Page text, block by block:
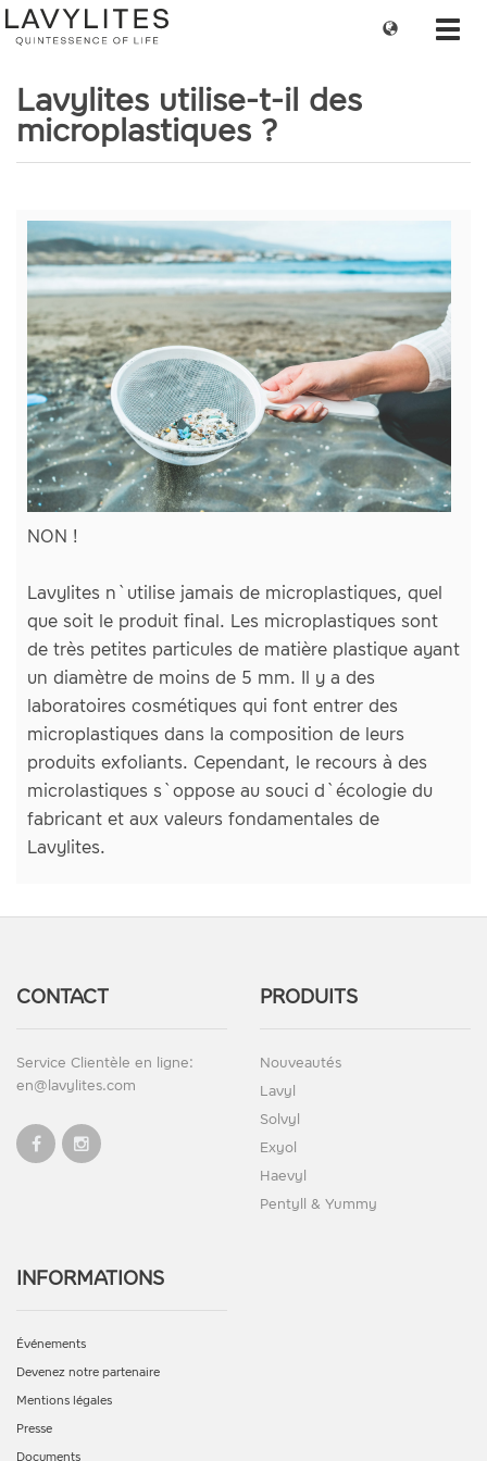
Change
Lavylites utilise-t-il des
microplastiques ?
NON !
Lavylites n`utilise jamais de microplastiques, quel
que soit le produit final. Les microplastiques sont
de très petites particules de matière plastique ayant
un diamètre de moins de 5 mm. Il y a des
laboratoires cosmétiques qui font entrer des
microplastiques dans la composition de leurs
produits exfoliants. Cependant, le recours à des
microlastiques s`oppose au souci d`écologie du
fabricant et aux valeurs fondamentales de
Lavylites.
CONTACT
Service Clientèle en ligne:
en@lavylites.com
PRODUITS
Nouveautés
Lavyl
Solvyl
Exyol
Haevyl
Pentyll & Yummy
INFORMATIONS
Événements
Devenez notre partenaire
Mentions légales
Presse
Documents